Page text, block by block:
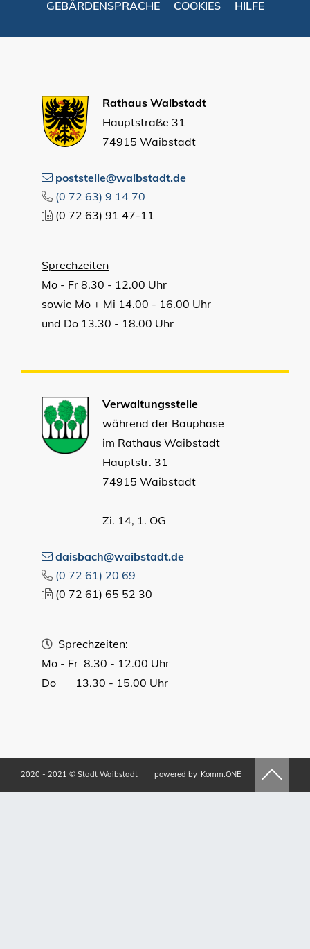
GEBÄRDENSPRACHE COOKIES HILFE
Rathaus Waibstadt
Hauptstraße 31
74915 Waibstadt
poststelle@waibstadt.de
(0 72 63) 9 14 70
(0 72 63) 91 47-11
Sprechzeiten
Mo - Fr 8.30 - 12.00 Uhr
sowie Mo + Mi 14.00 - 16.00 Uhr
und Do 13.30 - 18.00 Uhr
Verwaltungsstelle
während der Bauphase
im Rathaus Waibstadt
Hauptstr. 31
74915 Waibstadt
Zi. 14, 1. OG
daisbach@waibstadt.de
(0 72 61) 20 69
(0 72 61) 65 52 30
Sprechzeiten:
Mo - Fr 8.30 - 12.00 Uhr
Do 13.30 - 15.00 Uhr
2020 - 2021 © Stadt Waibstadt powered by Komm.ONE